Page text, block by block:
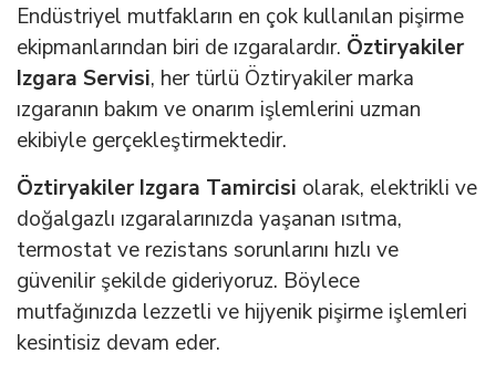
Endüstriyel mutfakların en çok kullanılan pişirme
ekipmanlarından biri de ızgaralardır. Öztiryakiler
Izgara Servisi, her türlü Öztiryakiler marka
ızgaranın bakım ve onarım işlemlerini uzman
ekibiyle gerçekleştirmektedir.
Öztiryakiler Izgara Tamircisi olarak, elektrikli ve
doğalgazlı ızgaralarınızda yaşanan ısıtma,
termostat ve rezistans sorunlarını hızlı ve
güvenilir şekilde gideriyoruz. Böylece
mutfağınızda lezzetli ve hijyenik pişirme işlemleri
kesintisiz devam eder.